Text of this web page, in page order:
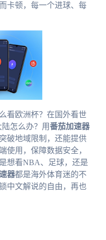
卡顿，每一个进球、每
看欧洲杯？在国外看世
怎么办？用番茄加速器
破地域限制，还能提供
使用，保障数据安全，
想看NBA、足球，还是
器都是海外体育迷的不
中文解说的自由，再也